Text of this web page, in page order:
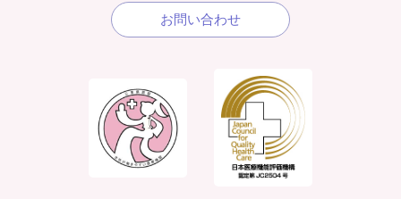
お問い合わせ